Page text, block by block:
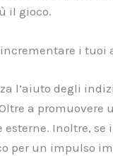
il gioco.
i tuoi
l’aiuto degli
a
Inoltre,
per un impulso